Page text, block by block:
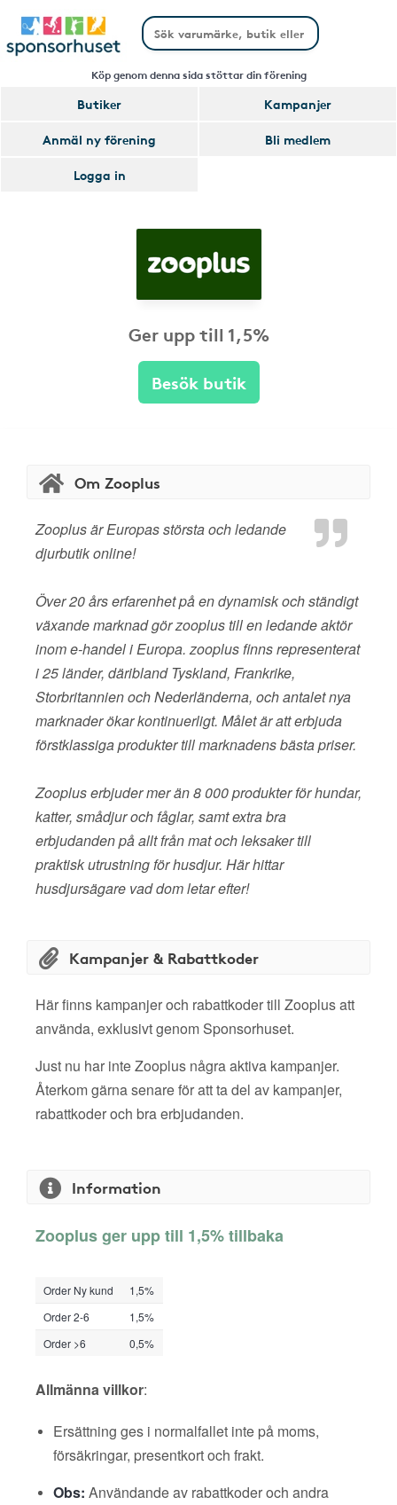
Köp genom denna sida stöttar din förening
Butiker
Kampanjer
Anmäl ny förening
Bli medlem
Logga in
Ger upp till 1,5%
Besök butik
Om Zooplus
Zooplus är Europas största och ledande
djurbutik online!
Över 20 års erfarenhet på en dynamisk och ständigt
växande marknad gör zooplus till en ledande aktör
inom e-handel i Europa. zooplus finns representerat
i 25 länder, däribland Tyskland, Frankrike,
Storbritannien och Nederländerna, och antalet nya
marknader ökar kontinuerligt. Målet är att erbjuda
förstklassiga produkter till marknadens bästa priser.
Zooplus erbjuder mer än 8 000 produkter för hundar,
katter, smådjur och fåglar, samt extra bra
erbjudanden på allt från mat och leksaker till
praktisk utrustning för husdjur. Här hittar
husdjursägare vad dom letar efter!
Kampanjer & Rabattkoder
Här finns kampanjer och rabattkoder till Zooplus att
använda, exklusivt genom Sponsorhuset.
Just nu har inte Zooplus några aktiva kampanjer.
Återkom gärna senare för att ta del av kampanjer,
rabattkoder och bra erbjudanden.
Information
Zooplus ger upp till 1,5% tillbaka
Order Ny kund
1,5%
Order 2-6
1,5%
Order >6
0,5%
Allmänna villkor:
Ersättning ges i normalfallet inte på moms,
försäkringar, presentkort och frakt.
Obs: Användande av rabattkoder och andra